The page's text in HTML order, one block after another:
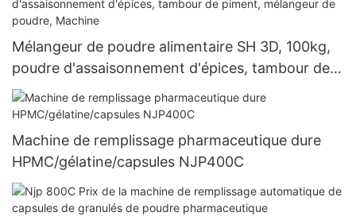
Mélangeur de poudre alimentaire SH 3D, 100kg,
poudre d'assaisonnement d'épices, tambour de
piment, mélangeur de poudre, Machine
Machine de remplissage pharmaceutique dure
HPMC/gélatine/capsules NJP400C